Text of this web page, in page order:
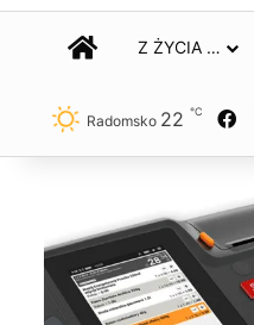
STRONA GŁÓWNA
Z ŻYCIA …
Radomsko 22 ℃